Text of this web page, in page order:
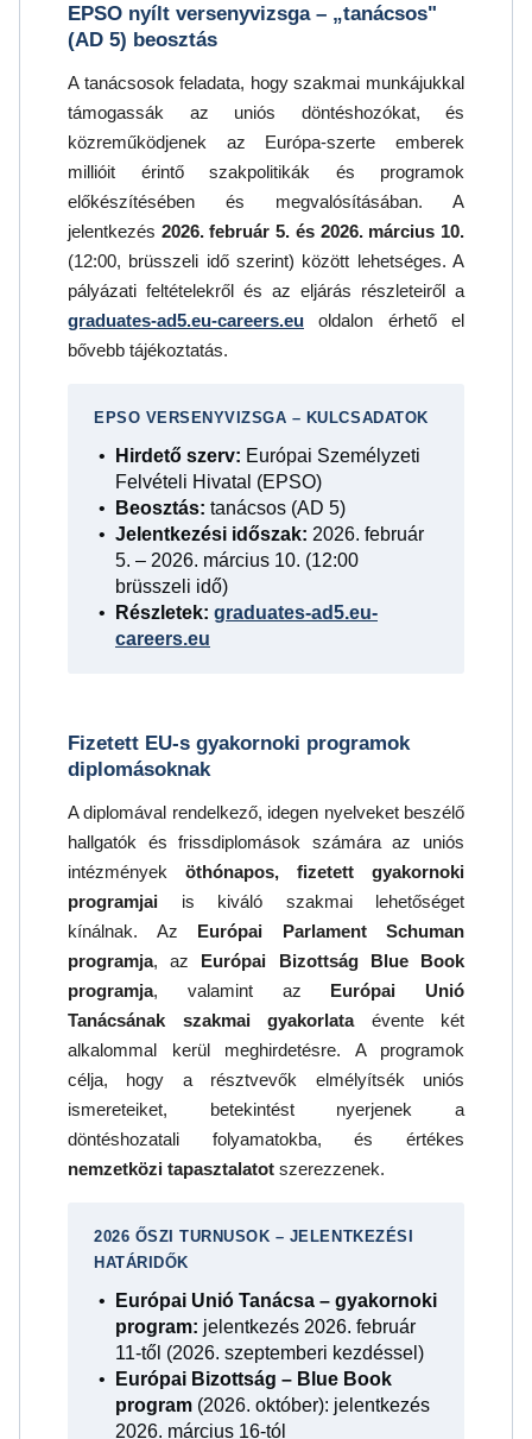
EPSO nyílt versenyvizsga – „tanácsos"
(AD 5) beosztás
A tanácsosok feladata, hogy szakmai munkájukkal
támogassák az uniós döntéshozókat, és
közreműködjenek az Európa-szerte emberek
millióit érintő szakpolitikák és programok
előkészítésében és megvalósításában. A
jelentkezés 2026. február 5. és 2026. március 10.
(12:00, brüsszeli idő szerint) között lehetséges. A
pályázati feltételekről és az eljárás részleteiről a
graduates-ad5.eu-careers.eu oldalon érhető el
bővebb tájékoztatás.
EPSO VERSENYVIZSGA – KULCSADATOK
Hirdető szerv: Európai Személyzeti
Felvételi Hivatal (EPSO)
Beosztás: tanácsos (AD 5)
Jelentkezési időszak: 2026. február
5. – 2026. március 10. (12:00
brüsszeli idő)
Részletek: graduates-ad5.eu-
careers.eu
Fizetett EU-s gyakornoki programok
diplomásoknak
A diplomával rendelkező, idegen nyelveket beszélő
hallgatók és frissdiplomások számára az uniós
intézmények öthónapos, fizetett gyakornoki
programjai is kiváló szakmai lehetőséget
kínálnak. Az Európai Parlament Schuman
programja, az Európai Bizottság Blue Book
programja, valamint az Európai Unió
Tanácsának szakmai gyakorlataévente két
alkalommal kerül meghirdetésre. A programok
célja, hogy a résztvevők elmélyítsék uniós
ismereteiket, betekintést nyerjenek a
döntéshozatali folyamatokba, és értékes
nemzetközi tapasztalatot szerezzenek.
2026 ŐSZI TURNUSOK – JELENTKEZÉSI
HATÁRIDŐK
Európai Unió Tanácsa – gyakornoki
program: jelentkezés 2026. február
11-től (2026. szeptemberi kezdéssel)
Európai Bizottság – Blue Book
program (2026. október): jelentkezés
2026. március 16-tól